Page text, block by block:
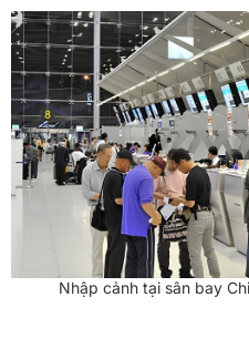
Nhập cảnh tại sân bay